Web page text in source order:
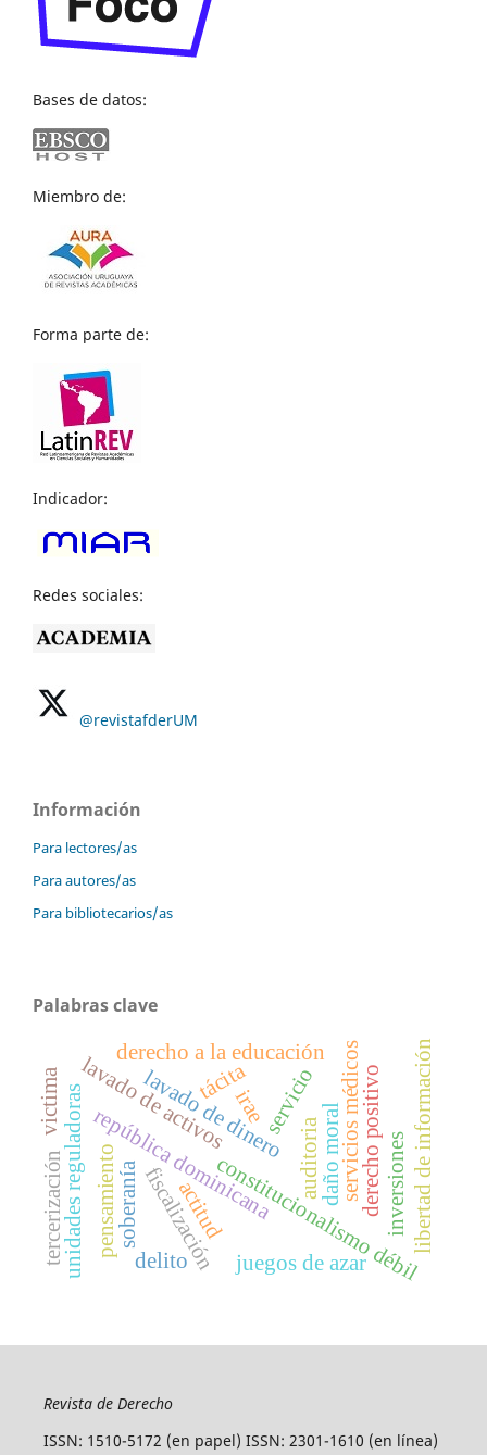
Bases de datos:
Miembro de:
Forma parte de:
Indicador:
Redes sociales:
@revistafderUM
Información
Para lectores/as
Para autores/as
Para bibliotecarios/as
Palabras clave
constitucionalismo débil
república dominicana
fiscalización
auditoria
soberanía
pensamiento actitud libertad de información
lavado de activos
lavado de dinero
delito
daño moralservicios médicosderecho positivo
unidades reguladoras inversiones
derecho a la educación
irae
tercerización juegos de azar
tácita servicio
victima
Revista de Derecho
ISSN: 1510-5172 (en papel) ISSN: 2301-1610 (en línea)